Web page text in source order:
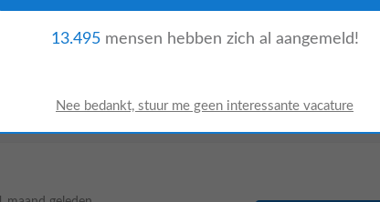
1 maand geleden
Dit alles gebeurt op één locatie, in
medewerkers Actief in meer dan 42
Bekijk nu
13.495mensen hebben zich al aangemeld!